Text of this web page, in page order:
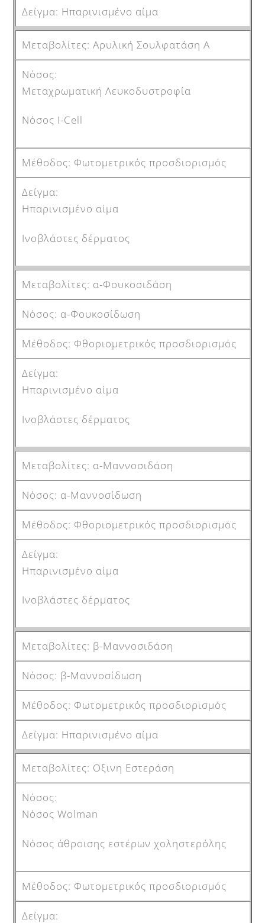
Ηπαρινισμένο αίμα
Αρυλική Σουλφατάση Α
Μεταχρωματική Λευκοδυστροφία
Νόσος I-Cell
Φωτομετρικός προσδιορισμός
Ηπαρινισμένο αίμα
Ινοβλάστες δέρματος
α-Φουκοσιδάση
α-Φουκοσίδωση
Φθοριομετρικός προσδιορισμός
Ηπαρινισμένο αίμα
Ινοβλάστες δέρματος
α-Μαννοσιδάση
α-Μαννοσίδωση
Φθοριομετρικός προσδιορισμός
Ηπαρινισμένο αίμα
Ινοβλάστες δέρματος
β-Μαννοσιδάση
β-Μαννοσίδωση
Φωτομετρικός προσδιορισμός
Ηπαρινισμένο αίμα
Οξινη Εστεράση
Νόσος Wolman
Nόσος άθροισης εστέρων χοληστερόλης
Φωτομετρικός προσδιορισμός